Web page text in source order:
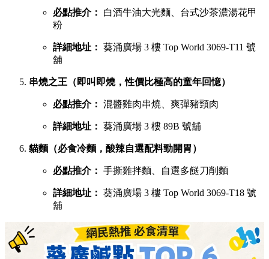
必點推介：
白酒牛油大光麵、台式沙茶濃湯花甲
粉
詳細地址： 葵涌廣場 3 樓 Top World 3069-T11 號
舖
串燒之王（即叫即燒，性價比極高的童年回憶）
必點推介： 混醬雞肉串燒、爽彈豬頸肉
詳細地址： 葵涌廣場 3 樓 89B 號舖
貓麵（必食冷麵，酸辣自選配料勁開胃）
必點推介： 手撕雞拌麵、自選多餸刀削麵
詳細地址： 葵涌廣場 3 樓 Top World 3069-T18 號
舖